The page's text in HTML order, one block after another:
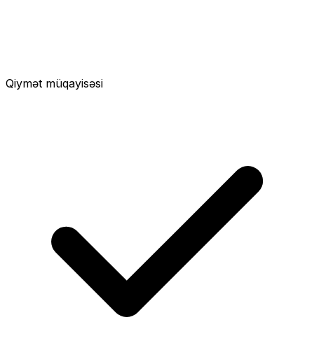
Qiymət müqayisəsi